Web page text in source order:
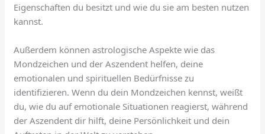
Eigenschaften du besitzt und wie du sie am besten nutzen
kannst.
Außerdem können astrologische Aspekte wie das
Mondzeichen und der Aszendent helfen, deine
emotionalen und spirituellen Bedürfnisse zu
identifizieren. Wenn du dein Mondzeichen kennst, weißt
du, wie du auf emotionale Situationen reagierst, während
der Aszendent dir hilft, deine Persönlichkeit und dein